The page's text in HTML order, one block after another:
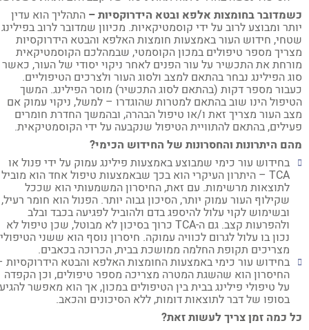
בחומצות אלפא ובטא הידרוקסיות –התהליך הוא עדין
ומבוצע לרוב על ידי קוסמטיקאיות. מכיוון שמדובר לרוב בפילינג
חידוש העור באמצעות חומצות האלפא והבטא הידרוקסיות
מספר טיפולים במכון הקוסמטי, שבמהלכם הקוסמטיקאית
את התכשיר על עור הפנים לאחר ניקוי יסודי של העור, כאשר
הפילינג נבחר בהתאם למצב ולסוג העור ולצרכים הטיפוליים.
מספר דקות (בהתאם לסוג התכשיר) מוסר הפילינג. המשך
הינו שוב בהתאם למטרות שהוגדרו – למשל, ניקוי עמוק אם
העור מצריך זאת ו/או טיפול הבהרה, ובהמשך החדרת חומרים
בהתאם להתוויית הטיפול שנקבעה על ידי הקוסמטיקאית.
היתרונות והחסרונות של החידוש הכימי?
בחידוש עור כימי שמבוצע באמצעות פילינג עמוק על ידי פנול או
TCA – היתרון העיקרי הוא בכך שבאמצעות טיפול אחד הוא מוביל
לתוצאות מרשימות. עם זאת, החיסרון המשמעותי הוא שככל
שקילוף העור עמוק יותר, הסיכון גבוה יותר. הפנול הוא חומר רעיל,
ובשימוש לקוי עלול להיספג בדם ולהוביל לפגיעה בכבד ובלב
ולהפרעות קצב. גם ה-TCA כרוך בסיכון לא מבוטל, שכן טיפול לא
נכון בו עלול לגרום לכוויה עמוקה. חיסרון נוסף הוא ששני הטיפולים
מצריכים תקופת החלמה ממושכת בבית, הכרוכה בכאבים.
בחידוש עור כימי באמצעות החומצות האלפא והבטא הידרוקסיות –
החיסרון הוא שהשגת המטרה מצריכה מספר טיפולים, וכן הקפדה
על טיפולי פילינג בבית בין הטיפולים במכון, אך הוא מאפשר להגיע
בסופו של דבר לתוצאות דומות, ללא הסיכונים והכאב.
כמה זמן צריך לעשות זאת?